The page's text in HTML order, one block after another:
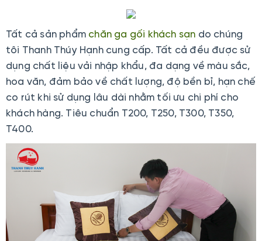
Tất cả sản phẩm chăn ga gối khách sạn do chúng
tôi Thanh Thúy Hạnh cung cấp. Tất cả đều được sử
dụng chất liệu vải nhập khẩu, đa dạng về màu sắc,
hoa văn, đảm bảo về chất lượng, độ bền bỉ, hạn chế
co rút khi sử dụng lâu dài nhằm tối ưu chi phí cho
khách hàng. Tiêu chuẩn T200, T250, T300, T350,
T400.